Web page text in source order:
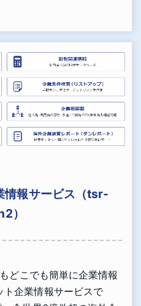
情報サービス（tsr-
）
どこでも簡単に企業情報
ト企業情報サービスで